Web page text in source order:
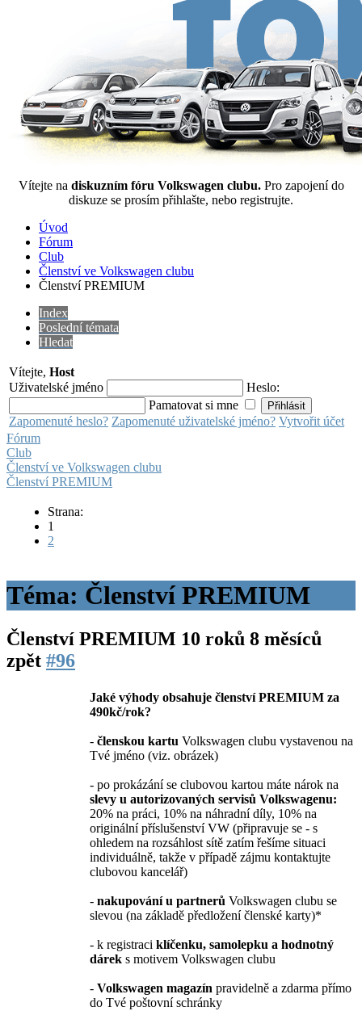
Vítejte na diskuzním fóru Volkswagen clubu. Pro zapojení do
diskuze se prosím přihlašte, nebo registrujte.
Úvod
Fórum
Club
Členství ve Volkswagen clubu
Členství PREMIUM
Index
Poslední témata
Hledat
Vítejte, Host
Uživatelské jméno
Heslo:
Pamatovat si mne
Zapomenuté heslo? Zapomenuté uživatelské jméno? Vytvořit účet
Fórum
Club
Členství ve Volkswagen clubu
Členství PREMIUM
Strana:
1
2
Téma: Členství PREMIUM
Členství PREMIUM 10 roků 8 měsíců
zpět #96
Jaké výhody obsahuje členství PREMIUM za
490kč/rok?
- členskou kartu Volkswagen clubu vystavenou na
Tvé jméno (viz. obrázek)
- po prokázání se clubovou kartou máte nárok na
slevy u autorizovaných servisů Volkswagenu:
20% na práci, 10% na náhradní díly, 10% na
originální příslušenství VW (připravuje se - s
ohledem na rozsáhlost sítě zatím řešíme situaci
individuálně, takže v případě zájmu kontaktujte
clubovou kancelář)
- nakupování u partnerů Volkswagen clubu se
slevou (na základě předložení členské karty)*
- k registraci klíčenku, samolepku a hodnotný
dárek s motivem Volkswagen clubu
- Volkswagen magazín pravidelně a zdarma přímo
do Tvé poštovní schránky